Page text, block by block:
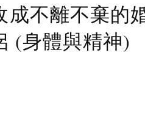
成不離不棄的
(身體與精神)